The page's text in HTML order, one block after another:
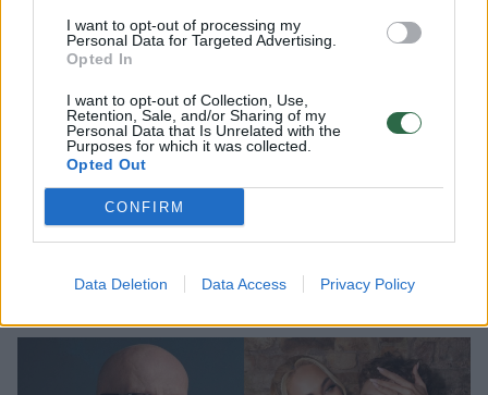
I want to opt-out of processing my
Personal Data for Targeted Advertising.
Opted In
I want to opt-out of Collection, Use,
Retention, Sale, and/or Sharing of my
Personal Data that Is Unrelated with the
Purposes for which it was collected.
Opted Out
CONFIRM
Data Deletion Data Access Privacy Policy
Lrytas.lt
Pastarosiomis dienomis socialiniuose
tinkluose netyla kalbos apie verslininkės,
vizažistės Oksanos Pikul (42 m.) ir
kovotojo Dominyko Dirksčio (24 m.)
skyrybas. Dabar nuomonę apie garsios
poros išsiskyrimą išsakė televizijos laidų